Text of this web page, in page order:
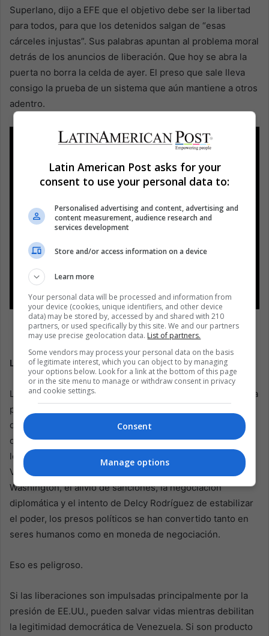
Superlano, dijo a EFE que el objetivo debe ser la libertad
para todos, para que los detenidos salgan de “esas
cárceles injustas”. Sus palabras apuntan al problema moral
detrás de los anuncios de liberación. Que hoy se abra la
puerta no borra la celda de ayer. El preso que sale lleva
consigo la prueba de un sistema que aún mantiene a otros
adentro.
Collage de personas en protesta silenciosa para exigir
justicia y la liberación de presos políticos en Caracas,
Venezuela. EFE/ Miguel Gutiérrez
La transición no puede ser una transacción.
Las apuestas geopolíticas son más grandes que el sistema
penitenciario. Las liberaciones llegan una semana
después de que el presidente de EE.UU., Donald Trump,
dijera que su gobierno garantizaría la liberación de todos
los venezolanos encarcelados por razones políticas. En la
Venezuela post-Maduro, moldeada por la presión de
Washington, el alivio de sanciones, la negociación
diplomática y el intento de Delcy Rodríguez de estabilizar
el poder, los presos políticos se han convertido tanto en
seres humanos como en moneda de negociación.
Eso es peligroso.
Si las liberaciones son impulsadas principalmente por la
presión de EE.UU., pueden salvar vidas mientras debilitan
la legitimidad democrática de Venezuela. Si son producto
Latin American Post asks for your
consent to use your personal data to:
Personalised advertising and content, advertising and
content measurement, audience research and
services development
Store and/or access information on a device
Learn more
Your personal data will be processed and information from
your device (cookies, unique identifiers, and other device
data) may be stored by, accessed by and shared with 210
partners, or used specifically by this site. We and our partners
may use precise geolocation data. List of partners.
Some vendors may process your personal data on the basis
of legitimate interest, which you can object to by managing
your options below. Look for a link at the bottom of this page
or in the site menu to manage or withdraw consent in privacy
and cookie settings.
Consent
Manage options